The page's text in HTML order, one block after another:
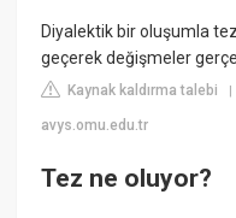
Diyalektik bir oluşumla
geçerek değişmeler
Kaynak kaldırma talebi
avys.omu.edu.tr
Tez ne oluyor?